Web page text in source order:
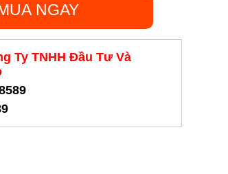
NGAY
Ty TNHH Đầu Tư Và